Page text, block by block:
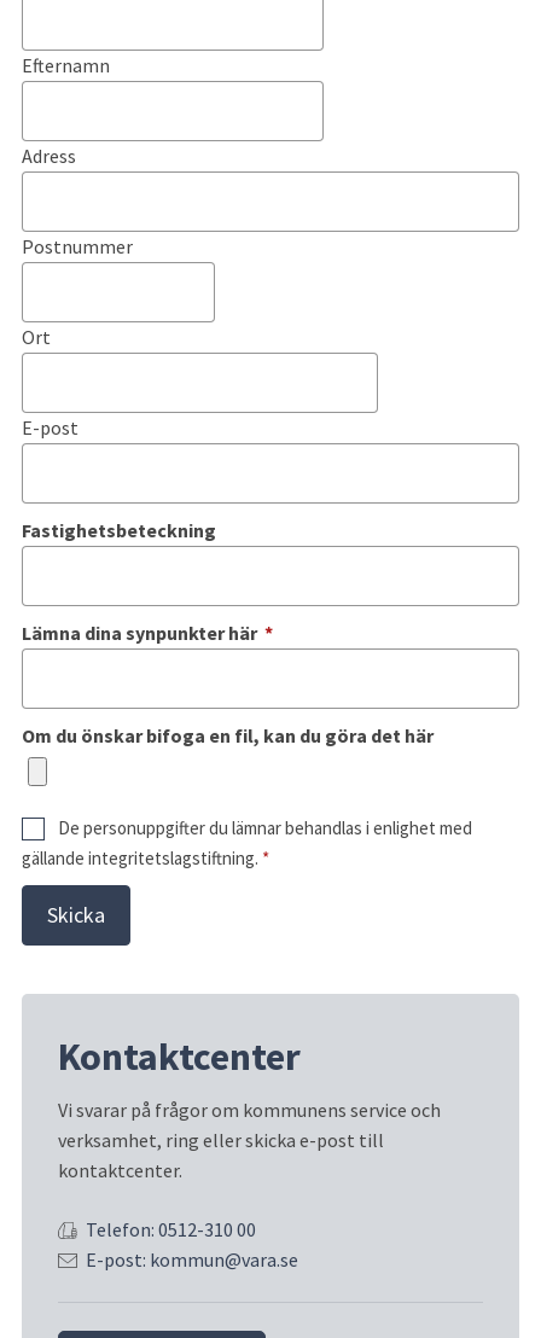
Efternamn
Adress
Postnummer
Ort
E-post
Fastighetsbeteckning
Lämna dina synpunkter här *(obligatorisk)
Om du önskar bifoga en fil, kan du göra det här
De personuppgifter du lämnar behandlas i enlighet med
gällande integritetslagstiftning. *
Kontaktcenter
Vi svarar på frågor om kommunens service och
verksamhet, ring eller skicka e-post till
kontaktcenter.
Telefon: 0512-310 00
E-post: kommun@vara.se